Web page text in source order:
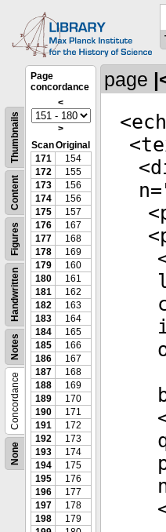
None
Concordance
Notes
Handwritten
Figures
Content
Thumbnails
Page
concordance
<
>
ScanOriginal
171
154
172
155
173
156
174
156
175
157
176
167
177
168
178
169
179
160
180
161
181
162
182
163
183
164
184
165
185
166
186
167
187
168
188
169
189
170
190
171
191
172
192
173
193
174
194
175
195
176
196
177
197
178
198
179
page
<
<
<
n
<
<